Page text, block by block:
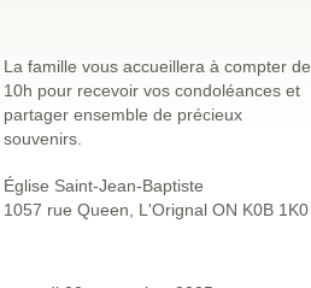
La famille vous accueillera à compter de
10h pour recevoir vos condoléances et
partager ensemble de précieux
souvenirs.
Église Saint-Jean-Baptiste
1057 rue Queen, L'Orignal ON K0B 1K0